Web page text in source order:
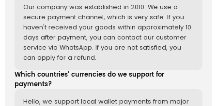
Our company was established in 2010. We use a
secure payment channel, which is very safe. If you
haven't received your goods within approximately 10
days after payment, you can contact our customer
service via WhatsApp. If you are not satisfied, you
can apply for a refund.
Which countries' currencies do we support for
payments?
Hello, we support local wallet payments from major